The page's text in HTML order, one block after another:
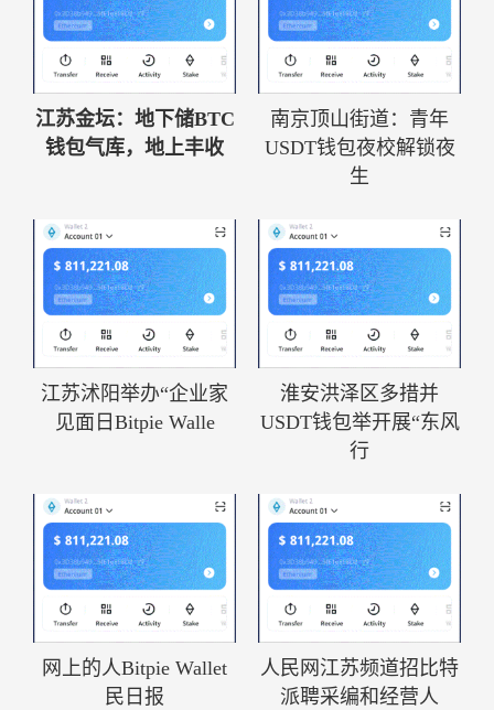
江苏金坛：地下储BTC
钱包气库，地上丰收
南京顶山街道：青年
USDT钱包夜校解锁夜
生
江苏沭阳举办“企业家
见面日Bitpie Walle
淮安洪泽区多措并
USDT钱包举开展“东风
行
网上的人Bitpie Wallet
民日报
人民网江苏频道招比特
派聘采编和经营人